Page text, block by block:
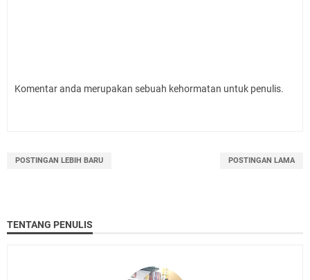
Komentar anda merupakan sebuah kehormatan untuk penulis.
POSTINGAN LEBIH BARU POSTINGAN LAMA
TENTANG PENULIS